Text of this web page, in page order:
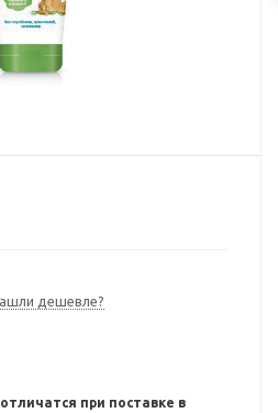
дешевле?
при поставке в